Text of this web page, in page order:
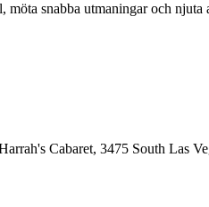
möta snabba utmaningar och
Cabaret, 3475 South Las